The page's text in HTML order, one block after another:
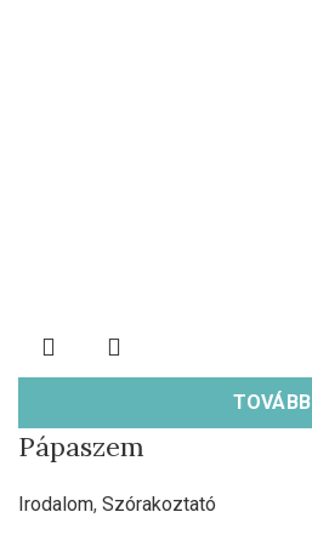
TOVÁBB
Pápaszem
Irodalom, Szórakoztató